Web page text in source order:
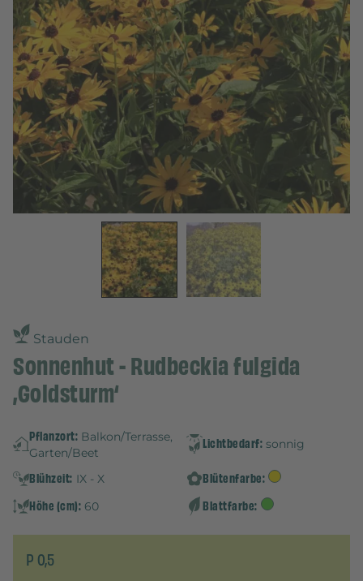
Stauden
Sonnenhut - Rudbeckia fulgida
‚Goldsturm‘
Pflanzort: Balkon/Terrasse,
Garten/Beet
Lichtbedarf: sonnig
Blühzeit: IX - X
Blütenfarbe:
Höhe (cm): 60 Blattfarbe:
P 0,5